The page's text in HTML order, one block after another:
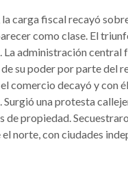
carga fiscal recayó
como clase. El
administración central
su poder por parte del
comercio decayó y con
una protesta
propiedad.
norte, con ciudades